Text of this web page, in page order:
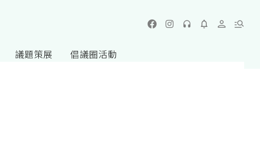
議題策展 倡議圈活動